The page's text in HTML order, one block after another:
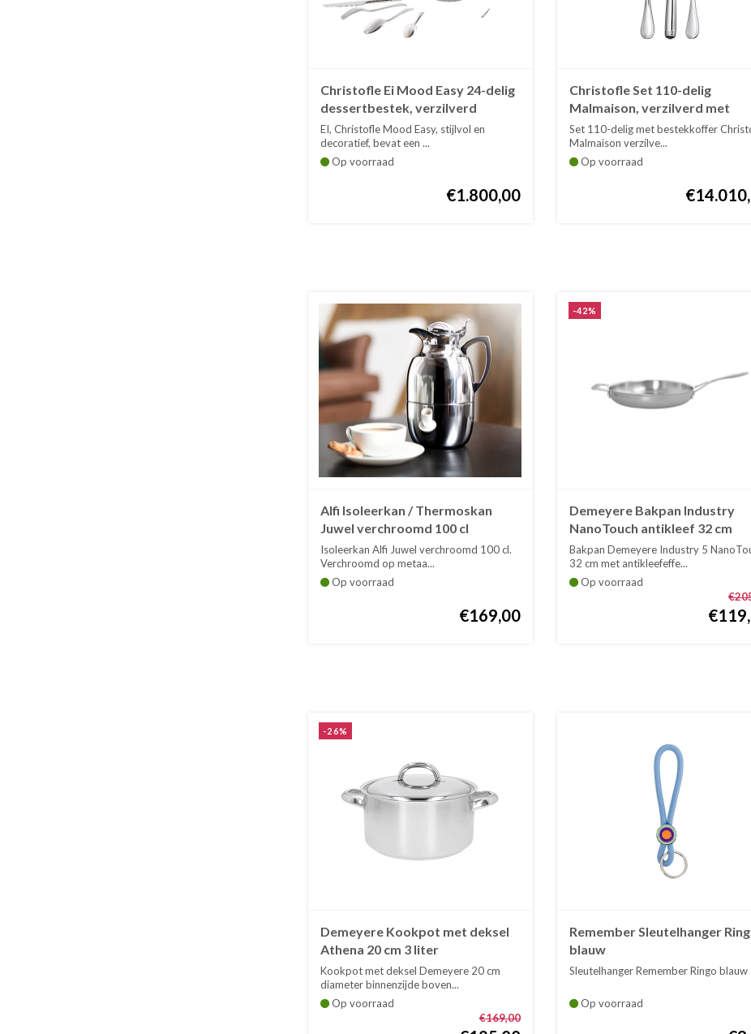
Christofle Ei Mood Easy 24-delig
dessertbestek, verzilverd
EI, Christofle Mood Easy, stijlvol en
decoratief, bevat een ...
Op voorraad
€1.800,00
Christofle Set 110-delig
Malmaison, verzilverd met
bestekkoffer
Set 110-delig met bestekkoffer
Malmaison verzilve...
Op voorraad
Alfi Isoleerkan / Thermoskan
Juwel verchroomd 100 cl
Isoleerkan Alfi Juwel verchroomd 100 cl.
Verchroomd op metaa...
Op voorraad
€169,00
-42%
Demeyere Bakpan Industry
NanoTouch antikleef 32 cm
Bakpan Demeyere Industry 5
32 cm met antikleefeffe...
Op voorraad
-26%
Demeyere Kookpot met deksel
Athena 20 cm 3 liter
Kookpot met deksel Demeyere 20 cm
diameter binnenzijde boven...
Op voorraad
€169,00
Remember Sleutelhanger
blauw
Sleutelhanger Remember Ringo blauw
Op voorraad